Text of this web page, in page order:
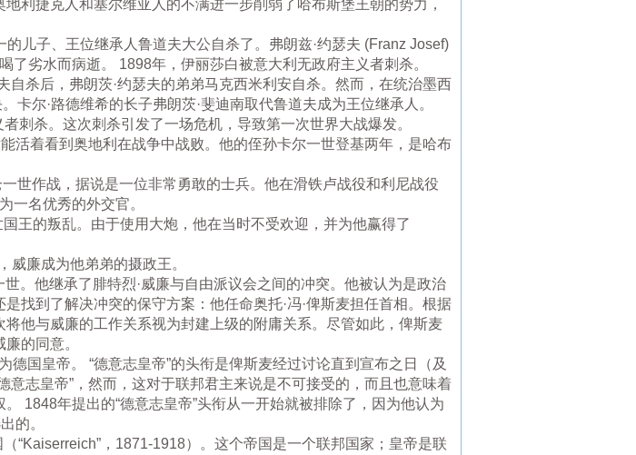
利捷克人和塞尔维亚人的不满进一步削弱了哈布斯堡王朝的势力，
儿子、王位继承人鲁道夫大公自杀了。弗朗兹·约瑟夫 (Franz Josef)
劣水而病逝。 1898年，伊丽莎白被意大利无政府主义者刺杀。
杀后，弗朗茨·约瑟夫的弟弟马克西米利安自杀。然而，在统治墨西
尔·路德维希的长子弗朗茨·斐迪南取代鲁道夫成为王位继承人。
刺杀。这次刺杀引发了一场危机，导致第一次世界大战爆发。
活着看到奥地利在战争中战败。他的侄孙卡尔一世登基两年，是哈布
世作战，据说是一位非常勇敢的士兵。他在滑铁卢战役和利尼战役
一名优秀的外交官。
王的叛乱。由于使用大炮，他在当时不受欢迎，并为他赢得了
威廉成为他弟弟的摄政王。
。他继承了腓特烈·威廉与自由派议会之间的冲突。他被认为是政治
找到了解决冲突的保守方案：他任命奥托·冯·俾斯麦担任首相。根据
他与威廉的工作关系视为封建上级的附庸关系。尽管如此，俾斯麦
的同意。
国皇帝。 “德意志皇帝”的头衔是俾斯麦经过讨论直到宣布之日（及
志皇帝”，然而，这对于联邦君主来说是不可接受的，而且也意味着
1848年提出的“德意志皇帝”头衔从一开始就被排除了，因为他认为
的。
“Kaiserreich”，1871-1918）。这个帝国是一个联邦国家；皇帝是联